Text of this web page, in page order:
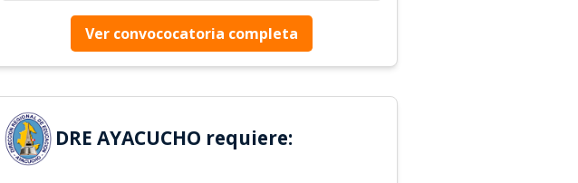
Ver convococatoria completa
DRE AYACUCHO requiere: